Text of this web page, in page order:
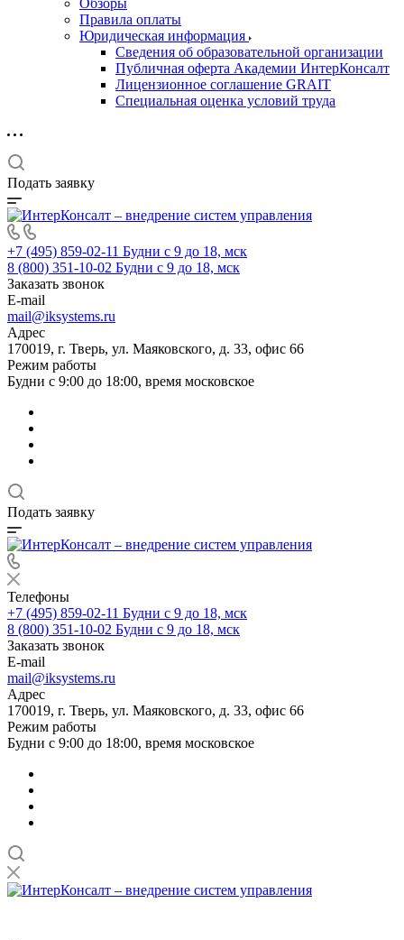
Обзоры
Правила оплаты
Юридическая информация
Сведения об образовательной организации
Публичная оферта Академии ИнтерКонсалт
Лицензионное соглашение GRAIT
Специальная оценка условий труда
Подать заявку
+7 (495) 859-02-11 Будни с 9 до 18, мск
8 (800) 351-10-02 Будни с 9 до 18, мск
Заказать звонок
E-mail
mail@iksystems.ru
Адрес
170019, г. Тверь, ул. Маяковского, д. 33, офис 66
Режим работы
Будни с 9:00 до 18:00, время московское
Подать заявку
Телефоны
+7 (495) 859-02-11 Будни с 9 до 18, мск
8 (800) 351-10-02 Будни с 9 до 18, мск
Заказать звонок
E-mail
mail@iksystems.ru
Адрес
170019, г. Тверь, ул. Маяковского, д. 33, офис 66
Режим работы
Будни с 9:00 до 18:00, время московское